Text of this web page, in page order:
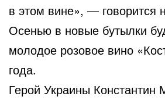
в этом вине», — говорится
Осенью в новые бутылки
молодое розовое вино
года.
Герой Украины Константин